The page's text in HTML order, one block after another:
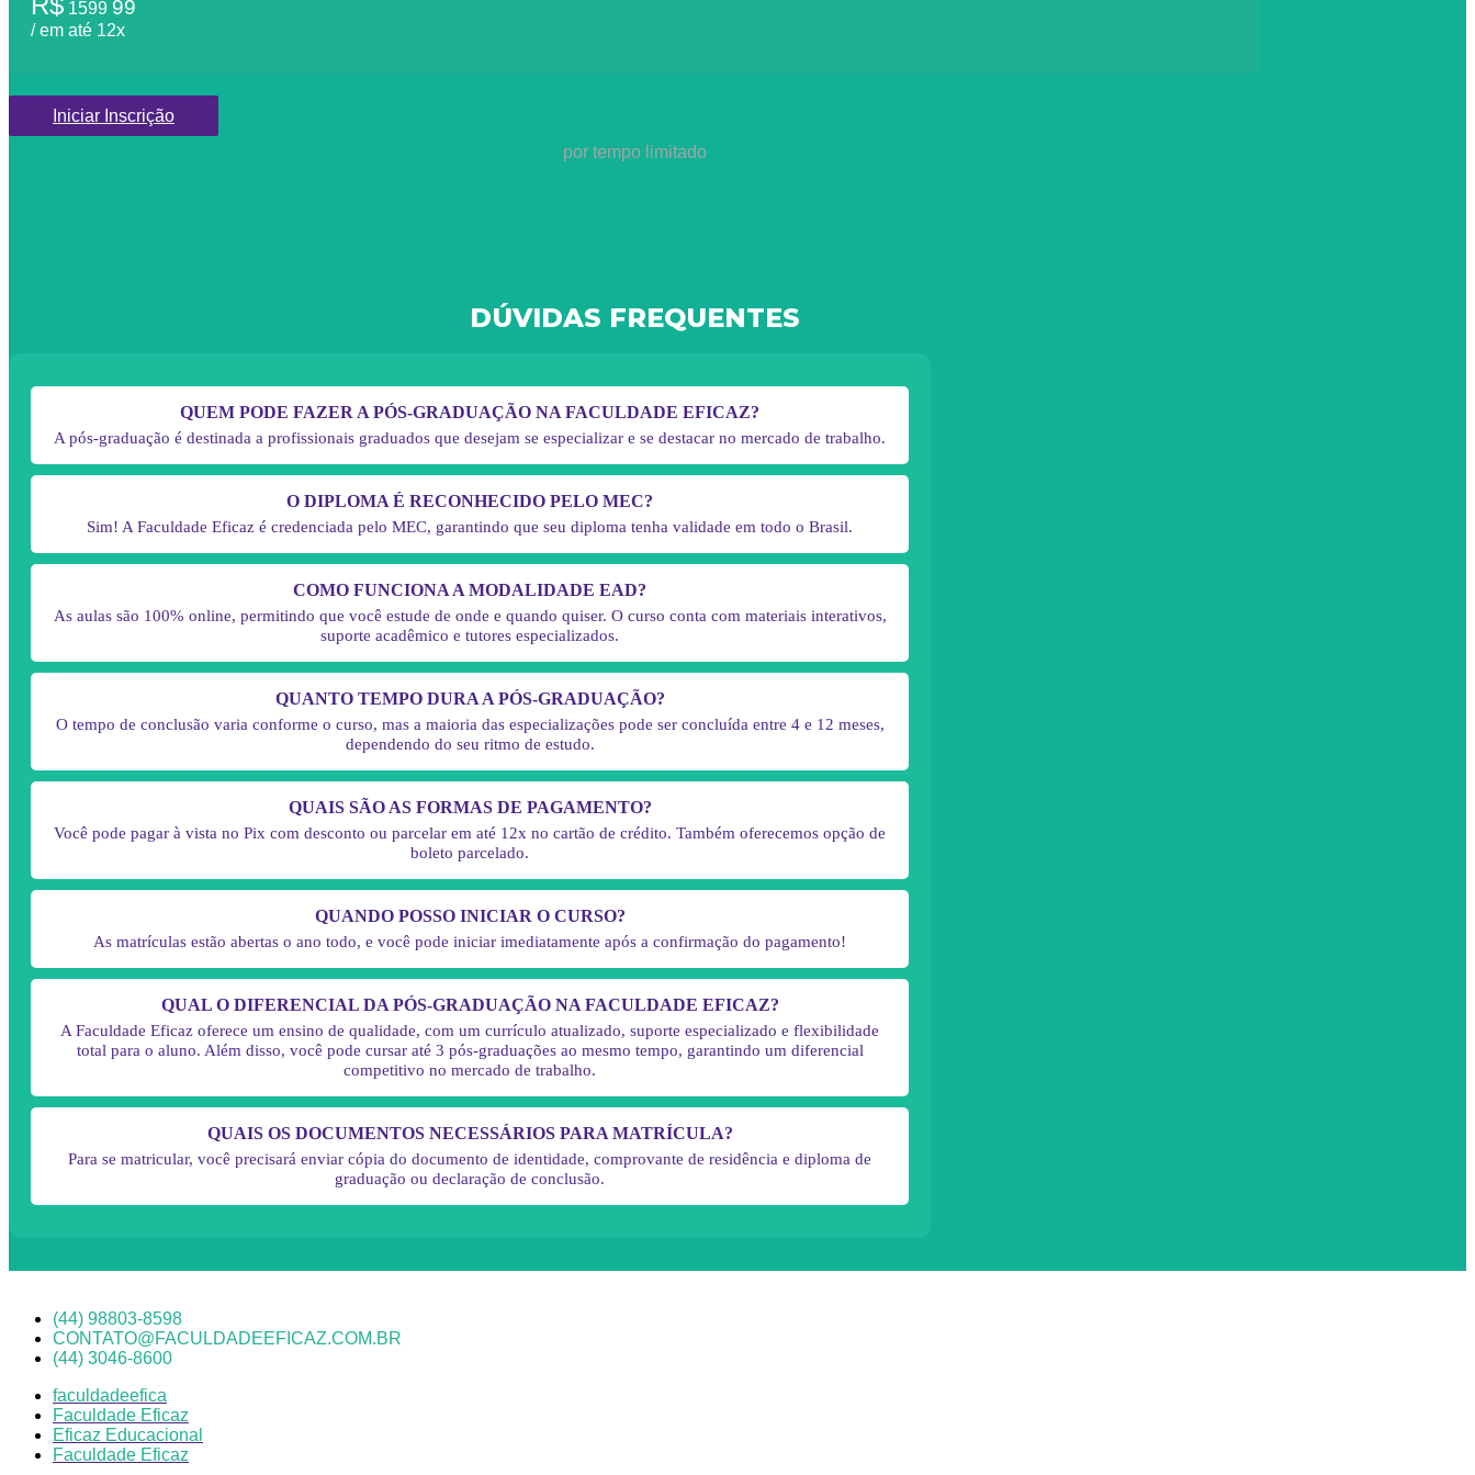
1599 99
/ em até 12x
Iniciar Inscrição
por tempo limitado
DÚVIDAS FREQUENTES
QUEM PODE FAZER A PÓS-GRADUAÇÃO NA FACULDADE EFICAZ?
A pós-graduação é destinada a profissionais graduados que desejam se especializar e se destacar no mercado de trabalho.
O DIPLOMA É RECONHECIDO PELO MEC?
Sim! A Faculdade Eficaz é credenciada pelo MEC, garantindo que seu diploma tenha validade em todo o Brasil.
COMO FUNCIONA A MODALIDADE EAD?
As aulas são 100% online, permitindo que você estude de onde e quando quiser. O curso conta com materiais interativos,
suporte acadêmico e tutores especializados.
QUANTO TEMPO DURA A PÓS-GRADUAÇÃO?
O tempo de conclusão varia conforme o curso, mas a maioria das especializações pode ser concluída entre 4 e 12 meses,
dependendo do seu ritmo de estudo.
QUAIS SÃO AS FORMAS DE PAGAMENTO?
Você pode pagar à vista no Pix com desconto ou parcelar em até 12x no cartão de crédito. Também oferecemos opção de
boleto parcelado.
QUANDO POSSO INICIAR O CURSO?
As matrículas estão abertas o ano todo, e você pode iniciar imediatamente após a confirmação do pagamento!
QUAL O DIFERENCIAL DA PÓS-GRADUAÇÃO NA FACULDADE EFICAZ?
A Faculdade Eficaz oferece um ensino de qualidade, com um currículo atualizado, suporte especializado e flexibilidade
total para o aluno. Além disso, você pode cursar até 3 pós-graduações ao mesmo tempo, garantindo um diferencial
competitivo no mercado de trabalho.
QUAIS OS DOCUMENTOS NECESSÁRIOS PARA MATRÍCULA?
Para se matricular, você precisará enviar cópia do documento de identidade, comprovante de residência e diploma de
graduação ou declaração de conclusão.
(44) 98803-8598
CONTATO@FACULDADEEFICAZ.COM.BR
(44) 3046-8600
faculdadeefica
Faculdade Eficaz
Eficaz Educacional
Faculdade Eficaz